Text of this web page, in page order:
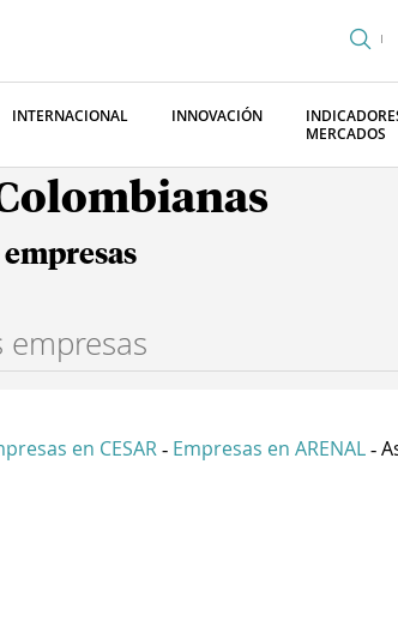
INTERNACIONAL INNOVACIÓN
MERCADOS
en CESAR - Empresas en ARENAL -